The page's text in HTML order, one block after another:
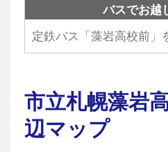
バスでお越
定鉄バス「藻岩高校前」
市立札幌藻岩
辺マップ